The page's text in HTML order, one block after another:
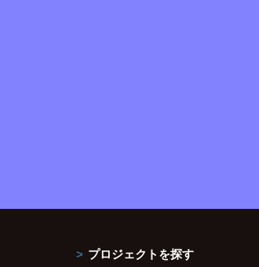
プロジェクトを探す